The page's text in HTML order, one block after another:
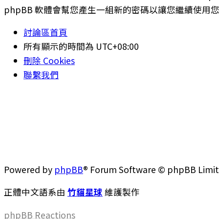
phpBB 軟體會幫您產生一組新的密碼以讓您繼續使用
討論區首頁
所有顯示的時間為 UTC+08:00
刪除 Cookies
聯繫我們
Powered by phpBB® Forum Software © phpBB
正體中文語系由 竹貓星球 維護製作
phpBB Reactions